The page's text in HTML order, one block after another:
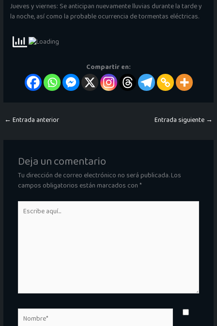
Jueves y viernes: Se anticipan nuevamente lluvias durante la tarde y
la noche, así como la probable ocurrencia de tormentas eléctricas.
Compartir en:
← Entrada anterior Entrada siguiente →
Deja un comentario
Tu dirección de correo electrónico no será publicada.Los
campos obligatorios están marcados con*
Escribe
aquí...
Nombre*